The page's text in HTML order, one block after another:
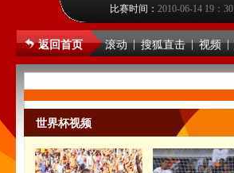
比赛时间： 2010-06-14 19：30
返回首页 滚动 | 搜狐直击 | 视频 |
世界杯视频